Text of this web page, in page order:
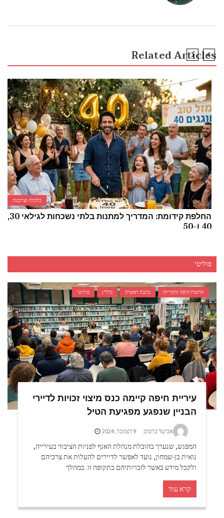
Related Articles
כלכלה וצרכנות
החלפת קידומת: המדריך למתנות בלתי נשכחות לגילאי 30,
40 ו-50
פוליטי
חדשות חיפה והקריות כתבה ראשית נדל"ן פוליטי
עיריית חיפה קיימה כנס מיצוי זכויות לדיירי
הבניין שנפגע מפגיעת הטיל
אביעד ברטוב 9 דצמבר, 2024
המפגש, שנערך בהובלת מנהלת האגף לפניות הציבור בעירייה,
נואית בן-שמחון, נועד לאפשר לדיירים להעלות את צרכיהם
ולקבל מידע באשר לזכויותיהם בתקופה זו. במהלך
קרא עוד